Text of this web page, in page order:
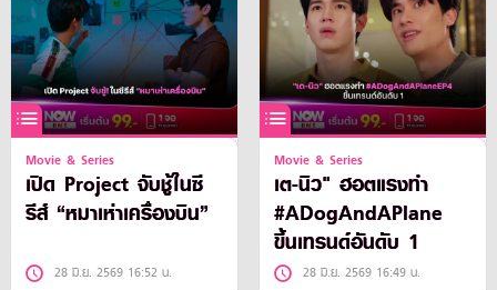
Movie & Series
เปิด Project จับชู้ในซี
รีส์ “หมาเห่าเครื่องบิน”
28 มิ.ย. 2569 16:52 น.
Movie & Series
เต-นิว" ฮอตแรงทำ
#ADogAndAPlane
ขึ้นเทรนด์อันดับ 1
28 มิ.ย. 2569 16:49 น.